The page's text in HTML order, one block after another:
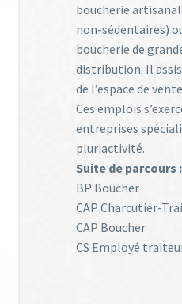
boucherie
non-sédentaires)
boucherie de
distribution. Il
de l’espace de
Ces emplois
entreprises
pluriactivité.
Suite de parcours :
BP Boucher
CAP Charcutier-
CAP Boucher
CS Employé